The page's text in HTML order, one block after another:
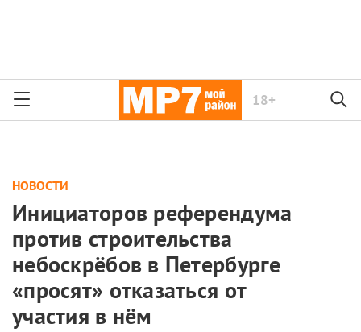
18+
НОВОСТИ
Инициаторов референдума
против строительства
небоскрёбов в Петербурге
«просят» отказаться от
участия в нём